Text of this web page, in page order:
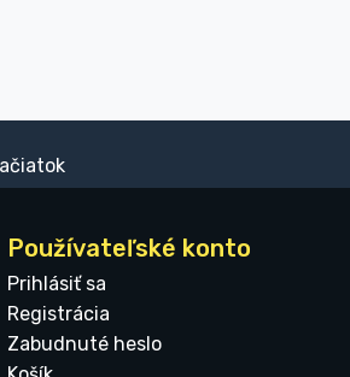
Používateľské konto
Prihlásiť sa
Registrácia
Zabudnuté heslo